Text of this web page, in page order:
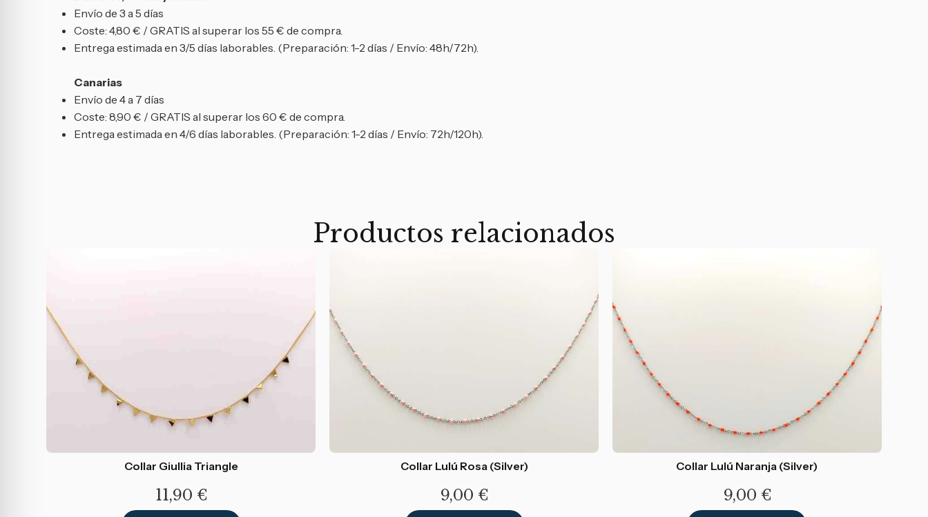
Envío de 3 a 5 días
Coste: 4,80 € / GRATIS al superar los 55 € de compra.
Entrega estimada en 3/5 días laborables. (Preparación: 1-2 días / Envío: 48h/72h).
Canarias
Envío de 4 a 7 días
Coste: 8,90 € / GRATIS al superar los 60 € de compra.
Entrega estimada en 4/6 días laborables. (Preparación: 1-2 días / Envío: 72h/120h).
Productos relacionados
Collar Giullia Triangle
11,90 €
Collar Lulú Rosa (Silver)
9,00 €
Collar Lulú Naranja (Silver)
9,00 €